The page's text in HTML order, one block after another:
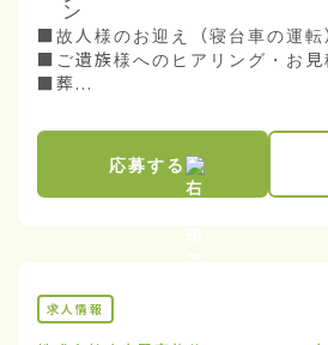
■故人様のお迎え（寝台車の運転
■ご遺族様へのヒアリング・お見
■葬...
応募する
求人情報